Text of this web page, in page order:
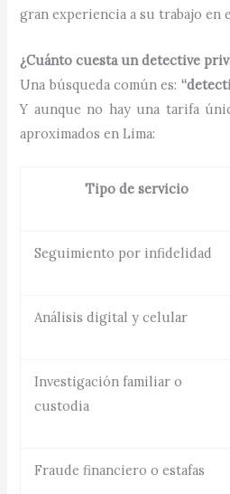
gran experiencia a su trabajo en
¿Cuánto cuesta un detective
Una búsqueda común es:
Y aunque no hay una tarifa
aproximados en Lima:
Tipo de servicio
Seguimiento por infidelidad
Análisis digital y celular
Investigación familiar o
custodia
Fraude financiero o estafas